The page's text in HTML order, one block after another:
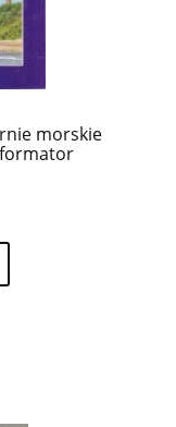
morskie